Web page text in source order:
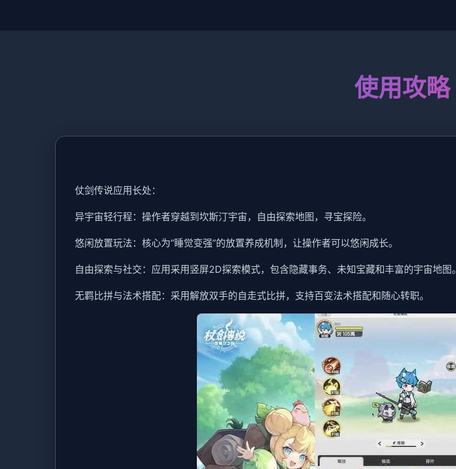
使用攻略
仗剑传说应用长处：
异宇宙轻行程：操作者穿越到坎斯汀宇宙，自由探索地图，寻宝探险。
悠闲放置玩法：核心为“睡觉变强”的放置养成机制，让操作者可以悠闲成长。
自由探索与社交：应用采用竖屏2D探索模式，包含隐藏事务、未知宝藏和丰富的宇宙地图。
无羁比拼与法术搭配：采用解放双手的自走式比拼，支持百变法术搭配和随心转职。